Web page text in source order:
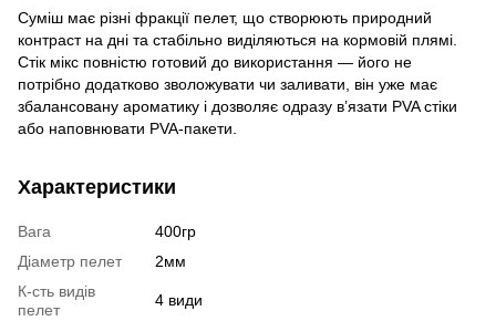
Суміш має різні фракції пелет, що створюють природний
контраст на дні та стабільно виділяються на кормовій плямі.
Стік мікс повністю готовий до використання — його не
потрібно додатково зволожувати чи заливати, він уже має
збалансовану ароматику і дозволяє одразу в’язати PVA стіки
або наповнювати PVA-пакети.
Характеристики
Вага
400гр
Діаметр пелет
2мм
К-сть видів
пелет
4 види